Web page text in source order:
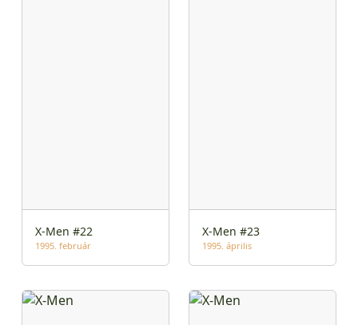
X-Men #22
1995. február
X-Men #23
1995. április